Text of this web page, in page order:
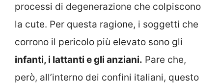
processi di degenerazione che colpiscono
la cute. Per questa ragione, i soggetti che
corrono il pericolo più elevato sono gli
infanti, i lattanti e gli anziani. Pare che,
però, all’interno dei confini italiani, questo